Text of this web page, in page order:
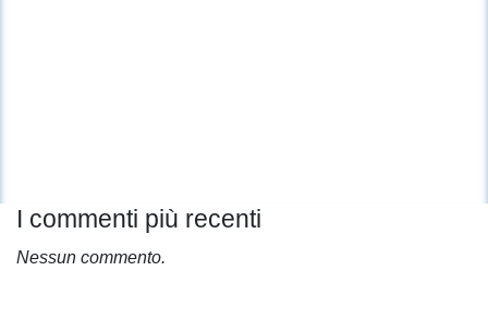
I commenti più recenti
Nessun commento.